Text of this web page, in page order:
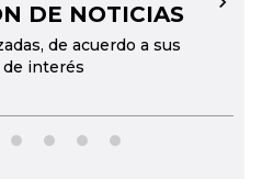
DE NOTICIAS
de acuerdo a sus
interés
→